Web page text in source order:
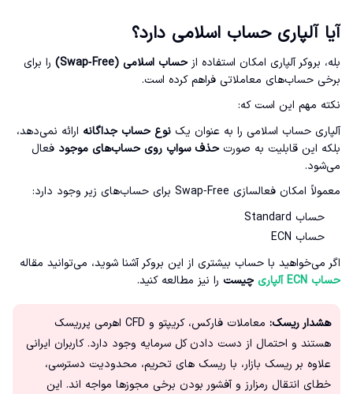
آیا آلپاری حساب اسلامی دارد؟
بله، بروکر آلپاری امکان استفاده از حساب اسلامی (Swap‑Free)
را برای
برخی حساب‌های معاملاتی فراهم کرده است.
نکته مهم این است که:
آلپاری حساب اسلامی را به عنوان یک نوع حساب جداگانه ارائه نمی‌دهد،
بلکه این قابلیت به صورت حذف سواپ روی حساب‌های موجود فعال
می‌شود.
معمولاً امکان فعالسازی Swap‑Free برای حساب‌های زیر وجود دارد:
حساب Standard
حساب ECN
اگر می‌خواهید با حساب بیشتری از این بروکر آشنا شوید، می‌توانید مقاله
حساب ECN آلپاری
چیست را نیز مطالعه کنید.
هشدار ریسک:
معاملات فارکس، کریپتو و CFD اهرمی پرریسک
هستند و احتمال از دست دادن کل سرمایه وجود دارد. کاربران ایرانی
علاوه بر ریسک بازار، با ریسک های تحریم، محدودیت دسترسی،
خطای انتقال رمزارز و آفشور بودن برخی مجوزها مواجه اند. این